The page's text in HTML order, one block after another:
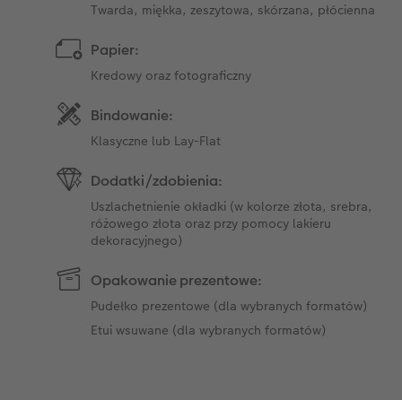
Twarda, miękka, zeszytowa, skórzana, płócienna
Papier:
Kredowy oraz fotograficzny
Bindowanie:
Klasyczne lub Lay-Flat
Dodatki/zdobienia:
Uszlachetnienie okładki (w kolorze złota, srebra,
różowego złota oraz przy pomocy lakieru
dekoracyjnego)
Opakowanie prezentowe:
Pudełko prezentowe (dla wybranych formatów)
Etui wsuwane (dla wybranych formatów)